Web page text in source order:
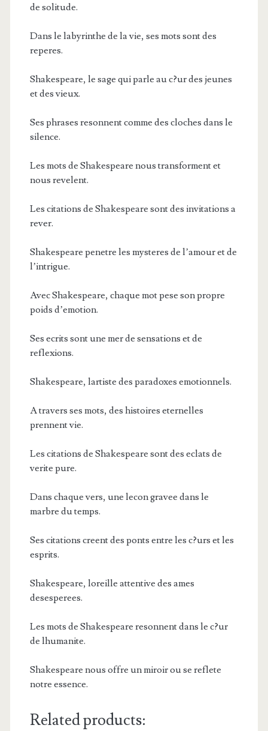
de solitude.
Dans le labyrinthe de la vie, ses mots sont des
reperes.
Shakespeare, le sage qui parle au c?ur des jeunes
et des vieux.
Ses phrases resonnent comme des cloches dans le
silence.
Les mots de Shakespeare nous transforment et
nous revelent.
Les citations de Shakespeare sont des invitations a
rever.
Shakespeare penetre les mysteres de l’amour et de
l’intrigue.
Avec Shakespeare, chaque mot pese son propre
poids d’emotion.
Ses ecrits sont une mer de sensations et de
reflexions.
Shakespeare, lartiste des paradoxes emotionnels.
A travers ses mots, des histoires eternelles
prennent vie.
Les citations de Shakespeare sont des eclats de
verite pure.
Dans chaque vers, une lecon gravee dans le
marbre du temps.
Ses citations creent des ponts entre les c?urs et les
esprits.
Shakespeare, loreille attentive des ames
desesperees.
Les mots de Shakespeare resonnent dans le c?ur
de lhumanite.
Shakespeare nous offre un miroir ou se reflete
notre essence.
Related products: